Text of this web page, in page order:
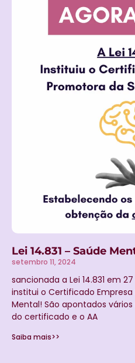
Lei 14.831 – Saúde
setembro 11, 2024
sancionada a Lei 14.831 em
institui o Certificado
Mental! São apontados
do certificado e o AA
Saiba mais>>